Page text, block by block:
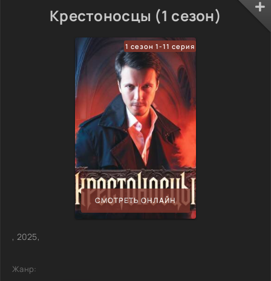
Крестоносцы (1 сезон)
1 сезон 1-11 серия
СМОТРЕТЬ ОНЛАЙН
, 2025,
Жанр: